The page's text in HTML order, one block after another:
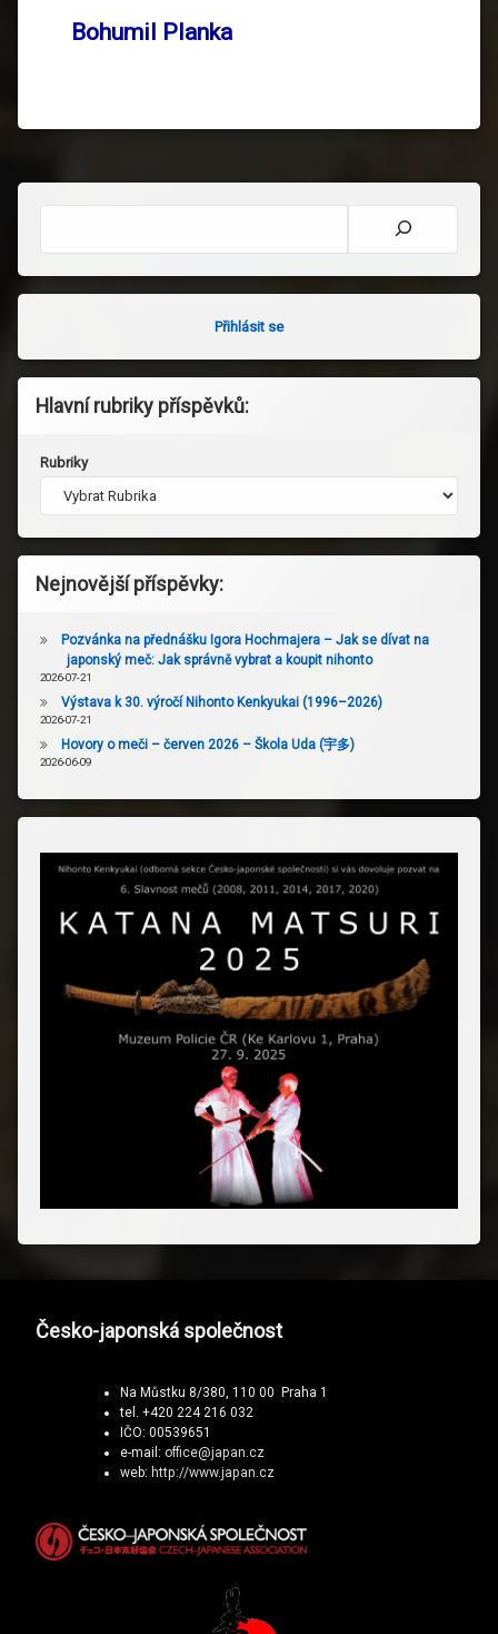
Bohumil Planka
Přihlásit se
Hlavní rubriky příspěvků:
Rubriky
Nejnovější příspěvky:
Pozvánka na přednášku Igora Hochmajera – Jak se dívat na
japonský meč: Jak správně vybrat a koupit nihonto
2026-07-21
Výstava k 30. výročí Nihonto Kenkyukai (1996–2026)
2026-07-21
Hovory o meči – červen 2026 – Škola Uda (宇多)
2026-06-09
Česko-japonská společnost
Na Můstku 8/380, 110 00 Praha 1
tel. +420 224 216 032
IČO: 00539651
e-mail: office@japan.cz
web: http://www.japan.cz